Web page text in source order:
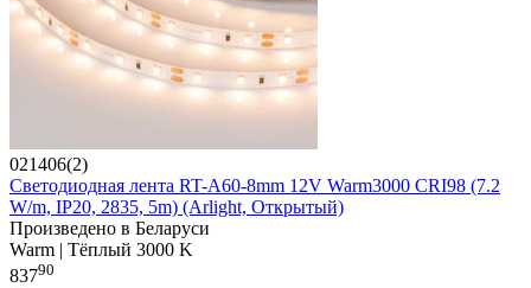
021406(2)
Светодиодная лента RT-A60-8mm 12V Warm3000 CRI98 (7.2
W/m, IP20, 2835, 5m) (Arlight, Открытый)
Произведено в Беларуси
Warm | Тёплый 3000 K
83790